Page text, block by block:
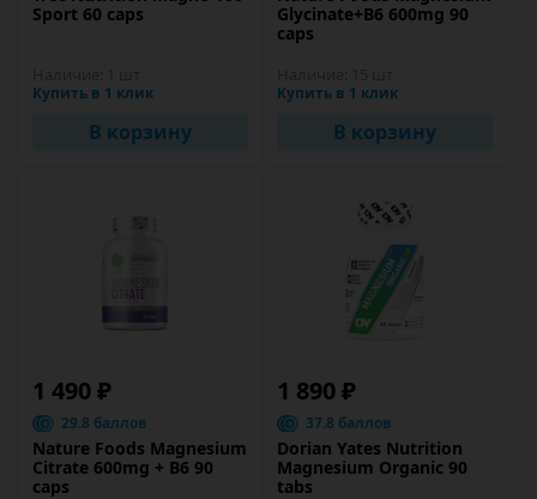
Sport 60 caps
Купить в 1 клик
В корзину
Glycinate+B6 600mg 90
caps
Купить в 1 клик
В корзину
1 490 ₽
29.8 баллов
Nature Foods Magnesium
Citrate 600mg + B6 90
caps
1 890 ₽
37.8 баллов
Dorian Yates Nutrition
Magnesium Organic 90
tabs